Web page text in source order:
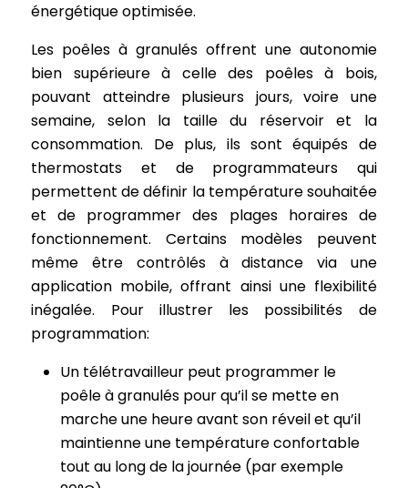
énergétique optimisée.
Les poêles à granulés offrent une autonomie
bien supérieure à celle des poêles à bois,
pouvant atteindre plusieurs jours, voire une
semaine, selon la taille du réservoir et la
consommation. De plus, ils sont équipés de
thermostats et de programmateurs qui
permettent de définir la température souhaitée
et de programmer des plages horaires de
fonctionnement. Certains modèles peuvent
même être contrôlés à distance via une
application mobile, offrant ainsi une flexibilité
inégalée. Pour illustrer les possibilités de
programmation:
Un télétravailleur peut programmer le
poêle à granulés pour qu’il se mette en
marche une heure avant son réveil et qu’il
maintienne une température confortable
tout au long de la journée (par exemple